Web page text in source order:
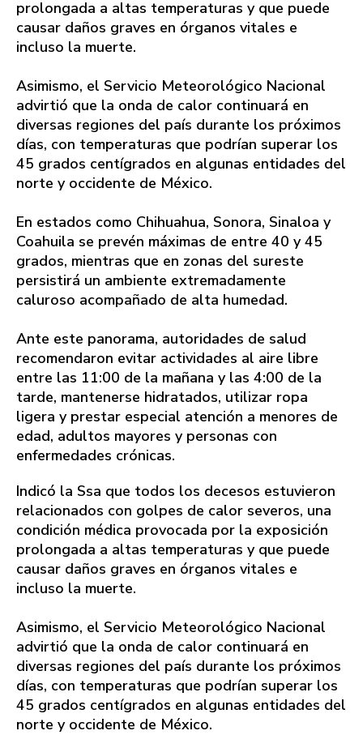
prolongada a altas temperaturas y que puede
causar daños graves en órganos vitales e
incluso la muerte.
Asimismo, el Servicio Meteorológico Nacional
advirtió que la onda de calor continuará en
diversas regiones del país durante los próximos
días, con temperaturas que podrían superar los
45 grados centígrados en algunas entidades del
norte y occidente de México.
En estados como Chihuahua, Sonora, Sinaloa y
Coahuila se prevén máximas de entre 40 y 45
grados, mientras que en zonas del sureste
persistirá un ambiente extremadamente
caluroso acompañado de alta humedad.
Ante este panorama, autoridades de salud
recomendaron evitar actividades al aire libre
entre las 11:00 de la mañana y las 4:00 de la
tarde, mantenerse hidratados, utilizar ropa
ligera y prestar especial atención a menores de
edad, adultos mayores y personas con
enfermedades crónicas.
Indicó la Ssa que todos los decesos estuvieron
relacionados con golpes de calor severos, una
condición médica provocada por la exposición
prolongada a altas temperaturas y que puede
causar daños graves en órganos vitales e
incluso la muerte.
Asimismo, el Servicio Meteorológico Nacional
advirtió que la onda de calor continuará en
diversas regiones del país durante los próximos
días, con temperaturas que podrían superar los
45 grados centígrados en algunas entidades del
norte y occidente de México.